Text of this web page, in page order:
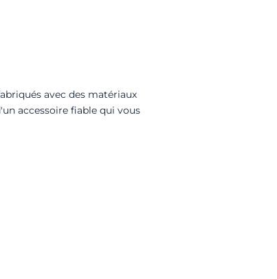
avec des matériaux
accessoire fiable qui vous